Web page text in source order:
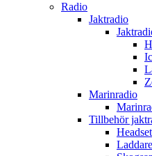
Radio
Jaktradio
Marinradio
Tillbehör
Headset